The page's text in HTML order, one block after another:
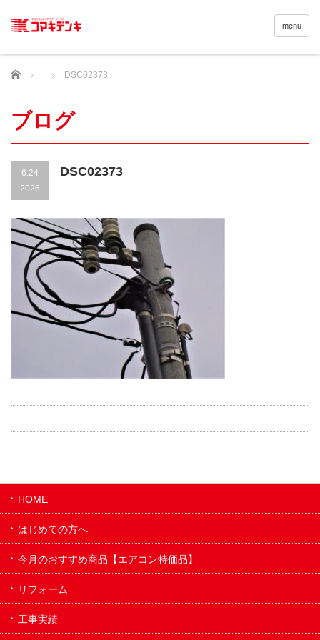
menu
Home DSC02373
ブログ
6.24
2026
DSC02373
HOME
はじめての方へ
今月のおすすめ商品【エアコン特価品】
リフォーム
工事実績